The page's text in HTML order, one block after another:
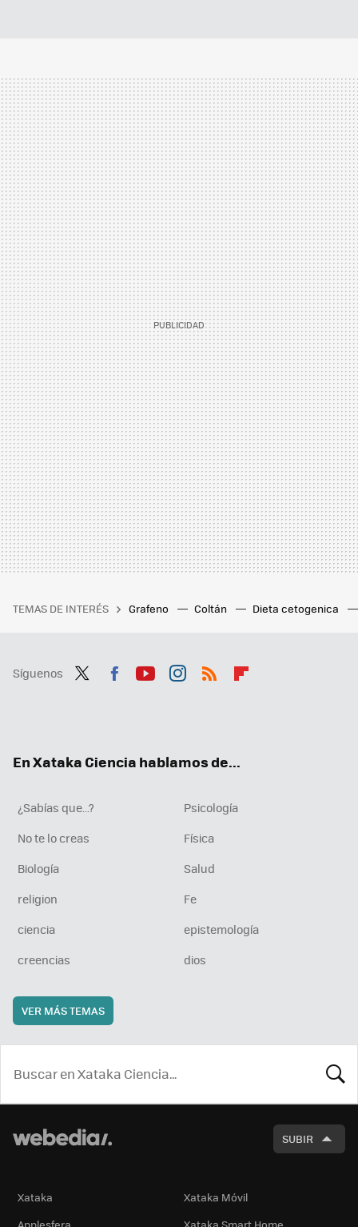
TEMAS DE INTERÉS Grafeno Coltán Dieta cetogenica
Síguenos
En Xataka Ciencia hablamos de...
¿Sabías que...?
Psicología
No te lo creas
Física
Biología
Salud
religion
Fe
ciencia
epistemología
creencias
dios
VER MÁS TEMAS
SUBIR
Xataka
Xataka Móvil
Applesfera
Xataka Smart Home